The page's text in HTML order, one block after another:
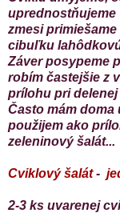
uprednostňujeme
zmesi
cibuľku
Záver posypeme
robím častejšie z
prílohu pri delenej
Často mám
použijem ako
zeleninový šalát...
Cviklový šalát-
2-3 ks uvarenej